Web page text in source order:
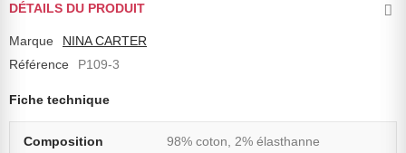
DÉTAILS DU PRODUIT
Marque
NINA CARTER
Référence
P109-3
Fiche technique
Composition 98% coton, 2% élasthanne